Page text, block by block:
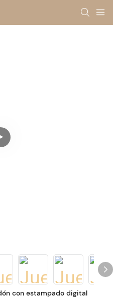
con estampado digital